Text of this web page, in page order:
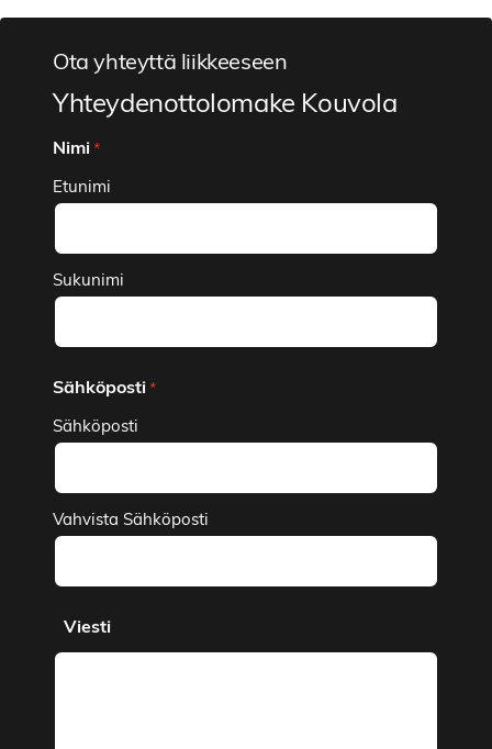
Ota yhteyttä liikkeeseen
Yhteydenottolomake Kouvola
Nimi *
Etunimi
Sukunimi
Sähköposti *
Sähköposti
Vahvista Sähköposti
Viesti